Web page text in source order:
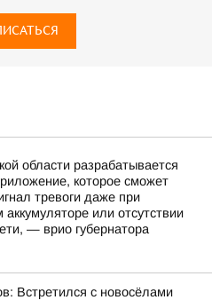
области разрабатывается
которое сможет
тревоги даже при
или отсутствии
— врио губернатора
Встретился с новосёлами